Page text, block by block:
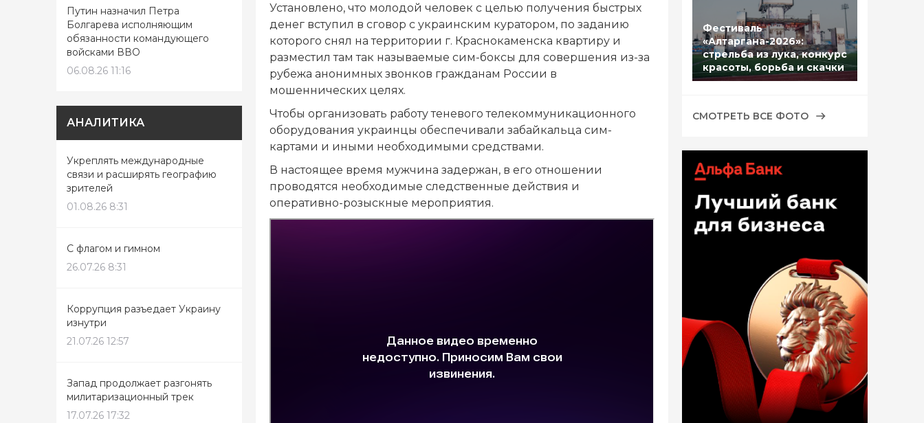
Путин назначил Петра
Болгарева исполняющим
обязанности командующего
войсками ВВО
06.08.26 11:16
АНАЛИТИКА
Укреплять международные
связи и расширять географию
зрителей
01.08.26 8:31
С флагом и гимном
26.07.26 8:31
Коррупция разъедает Украину
изнутри
21.07.26 12:57
Запад продолжает разгонять
милитаризационный трек
17.07.26 17:32
Установлено, что молодой человек с целью получения быстрых
денег вступил в сговор с украинским куратором, по заданию
которого снял на территории г. Краснокаменска квартиру и
разместил там так называемые сим-боксы для совершения из-за
рубежа анонимных звонков гражданам России в
мошеннических целях.
Чтобы организовать работу теневого телекоммуникационного
оборудования украинцы обеспечивали забайкальца сим-
картами и иными необходимыми средствами.
В настоящее время мужчина задержан, в его отношении
проводятся необходимые следственные действия и
оперативно-розыскные мероприятия.
Фестиваль
«Алтаргана-2026»:
стрельба из лука, конкурс
красоты, борьба и скачки
СМОТРЕТЬ ВСЕ ФОТО